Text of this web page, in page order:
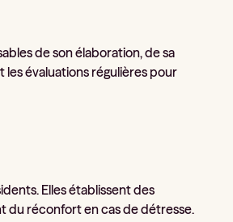
de son élaboration, de sa
évaluations régulières pour
Elles établissent des
du réconfort en cas de détresse.